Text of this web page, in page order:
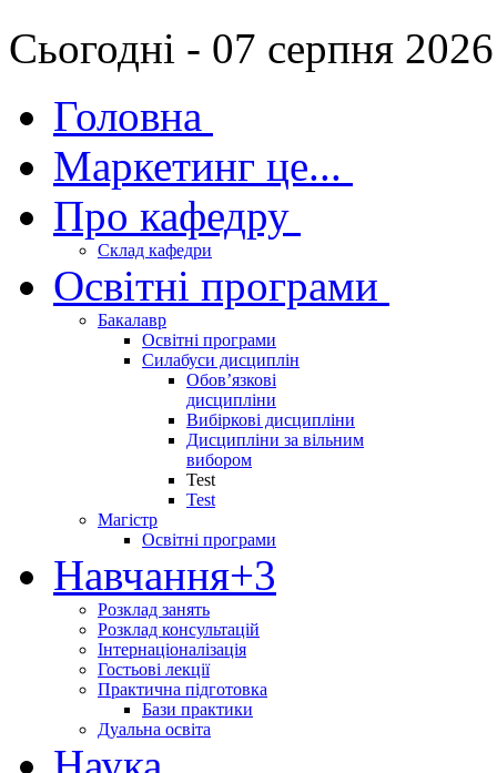
Сьогодні - 07 серпня
Головна
Маркетинг це...
Про кафедру
Склад кафедри
Освітні програми
Бакалавр
Освітні програми
Силабуси дисциплін
Обов’язкові
дисципліни
Вибіркові дисципліни
Дисципліни за вільним
вибором
Test
Test
Магістр
Освітні програми
Навчання+3
Розклад занять
Розклад консультацій
Інтернаціоналізація
Гостьові лекції
Практична підготовка
Бази практики
Дуальна освіта